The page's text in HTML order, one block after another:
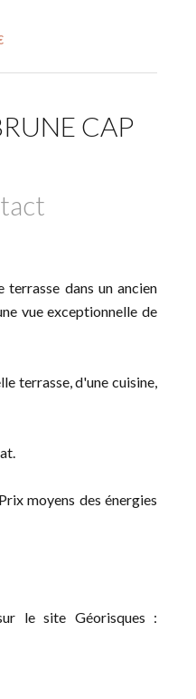
CAP
dans un ancien
vue exceptionnelle de
terrasse, d'une cuisine,
moyens des énergies
le site Géorisques :